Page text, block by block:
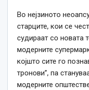
Во нејзиното
старците, кои се
судираат со новата
модерните
којшто сите го
тронови”, па
модерните